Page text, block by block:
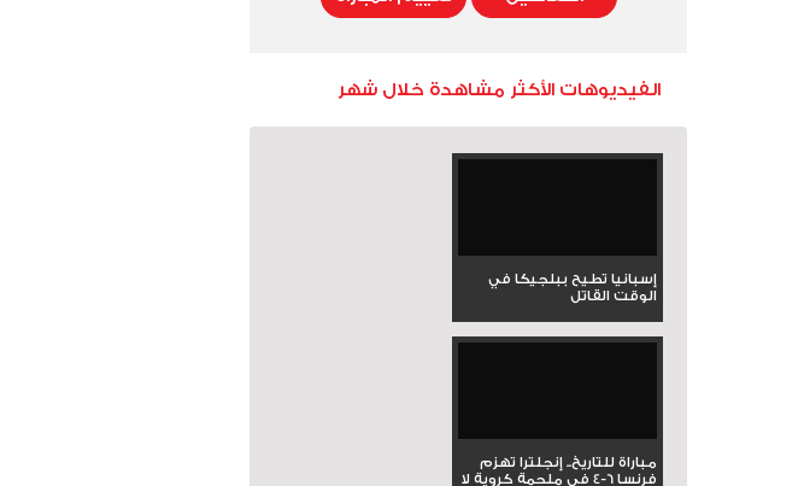
الفيديوهات الأكثر مشاهدة خلال شهر
إسبانيا تطيح ببلجيكا في
الوقت القاتل
مباراة للتاريخ.. إنجلترا تهزم
فرنسا 6-4 في ملحمة كروية لا